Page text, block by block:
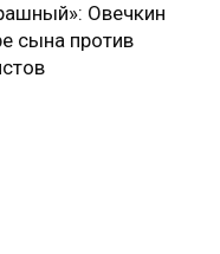
Овечкин
сына против